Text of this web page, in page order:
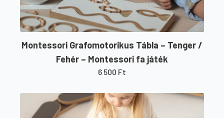
Montessori Grafomotorikus Tábla – Tenger /
Fehér – Montessori fa játék
6 500 Ft